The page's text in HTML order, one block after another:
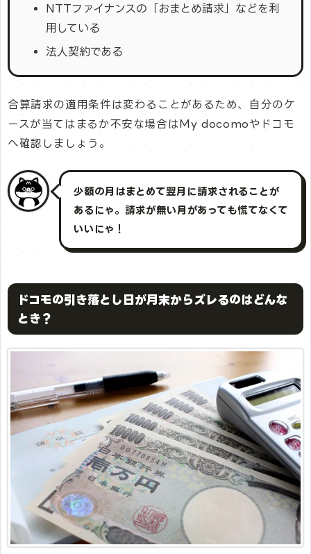
NTTファイナンスの「おまとめ請求」などを利
用している
法人契約である
合算請求の適用条件は変わることがあるため、自分のケ
ースが当てはまるか不安な場合はMy docomoやドコモ
へ確認しましょう。
少額の月はまとめて翌月に請求されることが
あるにゃ。請求が無い月があっても慌てなくて
いいにゃ！
ドコモの引き落とし日が月末からズレるのはどんな
とき？